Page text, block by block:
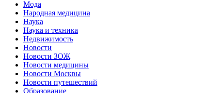
Мода
Народная медицина
Наука
Наука и техника
Недвижимость
Новости
Новости ЗОЖ
Новости медицины
Новости Москвы
Новости путешествий
Образование